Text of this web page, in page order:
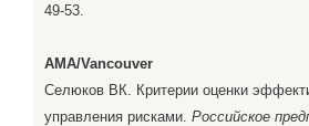
49-53.
AMA/Vancouver
Селюков ВК. Критерии оценки
управления рисками. Российское